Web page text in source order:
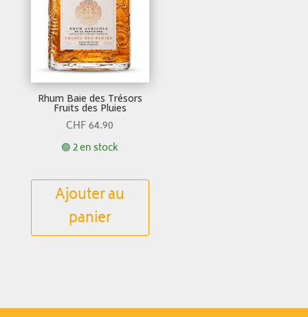
Rhum Baie des Trésors
Fruits des Pluies
CHF64.90
🟢 2 en stock
Ajouter au
panier